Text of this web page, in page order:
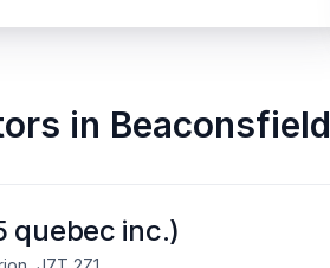
in Beaconsfield
quebec inc.)